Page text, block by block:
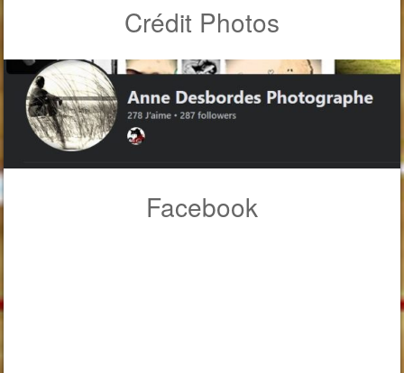
Crédit Photos
Facebook